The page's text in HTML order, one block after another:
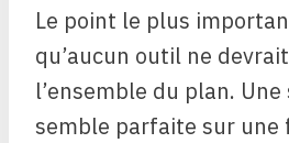
Le point le plus
qu’aucun outil ne
l’ensemble du plan.
semble parfaite sur